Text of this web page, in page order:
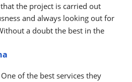
the project is carried out
and always looking out for
a doubt the best in the
One of the best services they